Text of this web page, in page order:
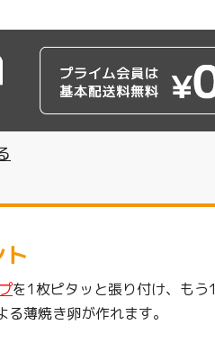
を1枚ピタッと張り付け、も
薄焼き卵が作れます。